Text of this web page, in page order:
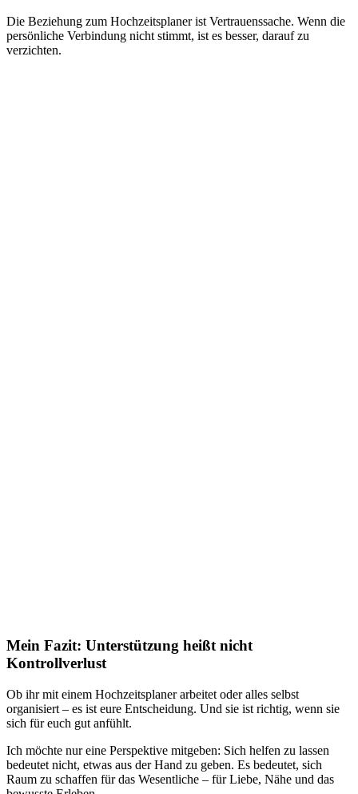
Die Beziehung zum Hochzeitsplaner ist Vertrauenssache. Wenn die
persönliche Verbindung nicht stimmt, ist es besser, darauf zu
verzichten.
Mein Fazit: Unterstützung heißt nicht
Kontrollverlust
Ob ihr mit einem Hochzeitsplaner arbeitet oder alles selbst
organisiert – es ist eure Entscheidung. Und sie ist richtig, wenn sie
sich für euch gut anfühlt.
Ich möchte nur eine Perspektive mitgeben: Sich helfen zu lassen
bedeutet nicht, etwas aus der Hand zu geben. Es bedeutet, sich
Raum zu schaffen für das Wesentliche – für Liebe, Nähe und das